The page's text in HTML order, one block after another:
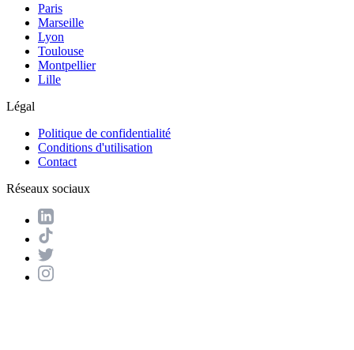
Paris
Marseille
Lyon
Toulouse
Montpellier
Lille
Légal
Politique de confidentialité
Conditions d'utilisation
Contact
Réseaux sociaux